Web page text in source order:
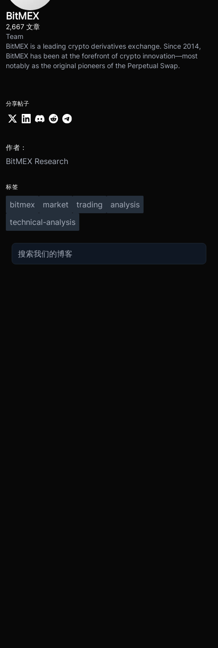
BitMEX
2,667 文章
Team
BitMEX is a leading crypto derivatives exchange. Since 2014,
BitMEX has been at the forefront of crypto innovation—most
notably as the original pioneers of the Perpetual Swap.
分享帖子
作者：
BitMEX Research
标签
bitmex market trading
analysis
technical-analysis